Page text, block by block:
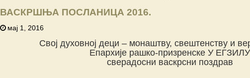
ВАСКРШЊА ПОСЛАНИЦА 2016.
мај 1, 2016
Свој духовној деци – монаштву, свештенству и
Епархије рашко-призренске У ЕГЗИЛУ
сверадосни васкрсни поздрав